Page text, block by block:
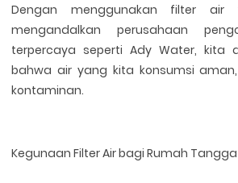
Dengan menggunakan filter
mengandalkan perusahaan
terpercaya seperti Ady Water, kita
bahwa air yang kita konsumsi
kontaminan.
Kegunaan Filter Air bagi Rumah Tangga